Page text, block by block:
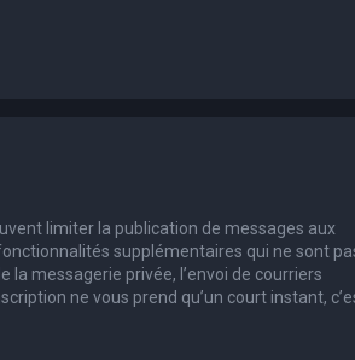
limiter la publication de messages aux
supplémentaires qui ne sont
la messagerie privée, l’envoi de courriers
ne vous prend qu’un court instant,